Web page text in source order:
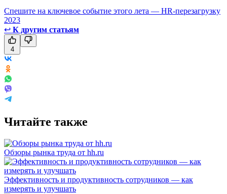
Спешите на ключевое событие этого лета — HR-перезагрузку
2023
↩ К другим статьям
4
Читайте также
Обзоры рынка труда от hh.ru
Эффективность и продуктивность сотрудников — как
измерять и улучшать